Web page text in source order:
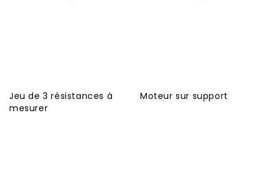
Jeu de 3 résistances à
mesurer
Moteur sur support